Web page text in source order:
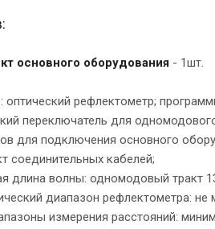
основного оборудования - 1шт.
оптический рефлектометр;
переключатель для
для подключения основного
соединительных кабелей;
длина волны: одномодовый тракт
диапазон рефлектометра: не
измерения расстояний: